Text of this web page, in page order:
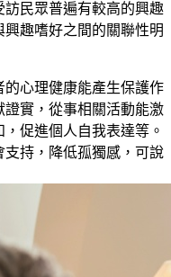
訪民眾普遍有較高的興趣
趣嗜好之間的關聯性明
心理健康能產生保護作
實，從事相關活動能激
促進個人自我表達等。
支持，降低孤獨感 ， 可說